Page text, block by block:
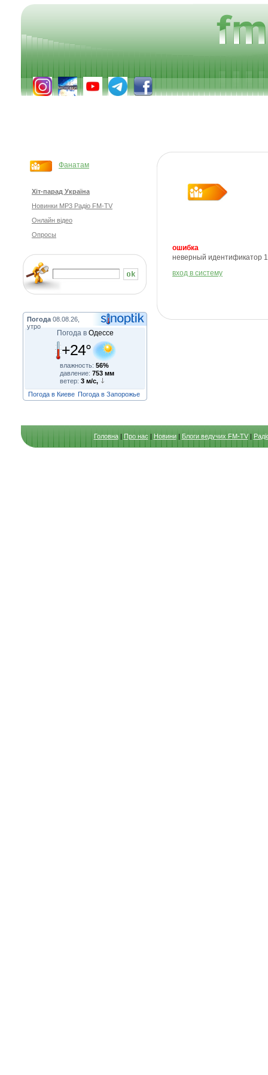
Фанатам
Хіт-парад Україна
Новинки MP3 Радіо FM-TV
Онлайн відео
Опросы
Погода 08.08.26,
утро
Погода в Одессе
+24°
влажность: 56%
давление: 753 мм
ветер: 3 м/с,
Погода в Киеве Погода в Запорожье
ошибка
неверный идентификатор
вход в систему
Головна|Про нас|Новини|Блоги ведучих FM-TV|